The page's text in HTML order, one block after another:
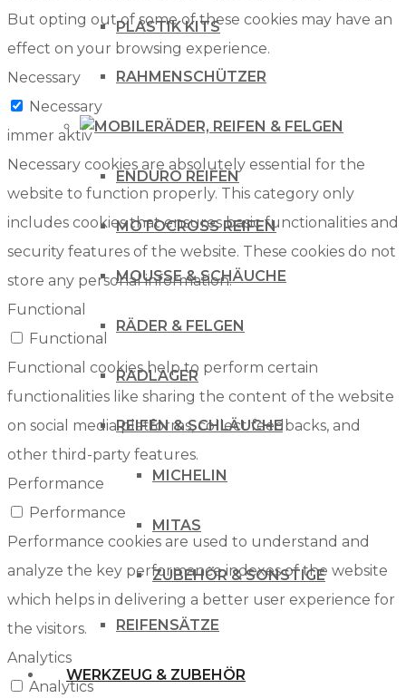
PLASTIK KITS
RAHMENSCHÜTZER
RÄDER, REIFEN & FELGEN
ENDURO REIFEN
MOTOCROSS REIFEN
MOUSSE & SCHÄUCHE
RÄDER & FELGEN
RADLAGER
REIFEN & SCHLÄUCHE
MICHELIN
MITAS
ZUBEHÖR & SONSTIGE
REIFENSÄTZE
WERKZEUG & ZUBEHÖR
But opting out of some of these cookies may have an
effect on your browsing experience.
Necessary
Necessary
immer aktiv
Necessary cookies are absolutely essential for the
website to function properly. This category only
includes cookies that ensures basic functionalities and
security features of the website. These cookies do not
store any personal information.
Functional
Functional
Functional cookies help to perform certain
functionalities like sharing the content of the website
on social media platforms, collect feedbacks, and
other third-party features.
Performance
Performance
Performance cookies are used to understand and
analyze the key performance indexes of the website
which helps in delivering a better user experience for
the visitors.
Analytics
Analytics